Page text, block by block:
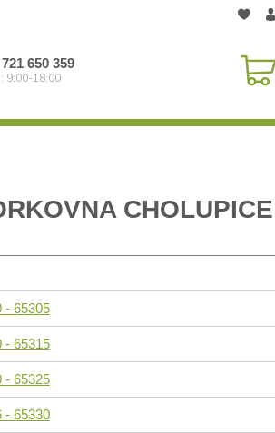
650 359
9:00-18:00
CHOLUPICE
- 65305
- 65315
- 65325
- 65330